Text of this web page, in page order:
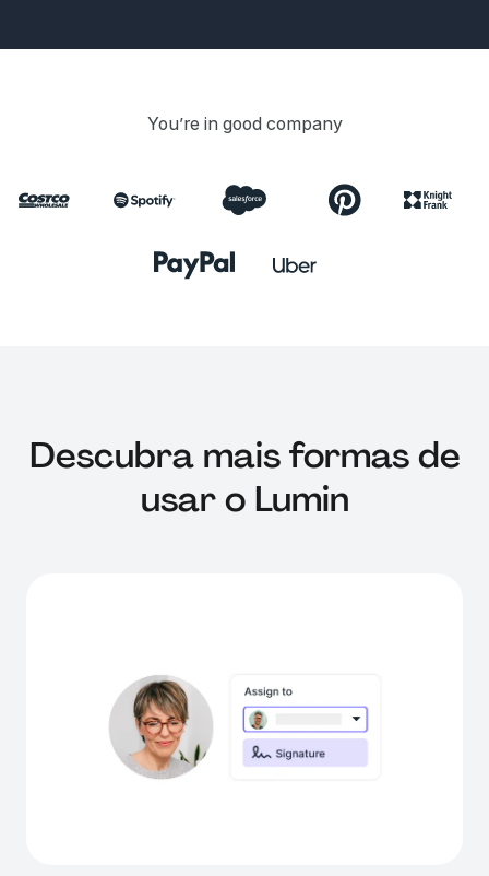
You’re in good company
Descubra mais formas de
usar o Lumin